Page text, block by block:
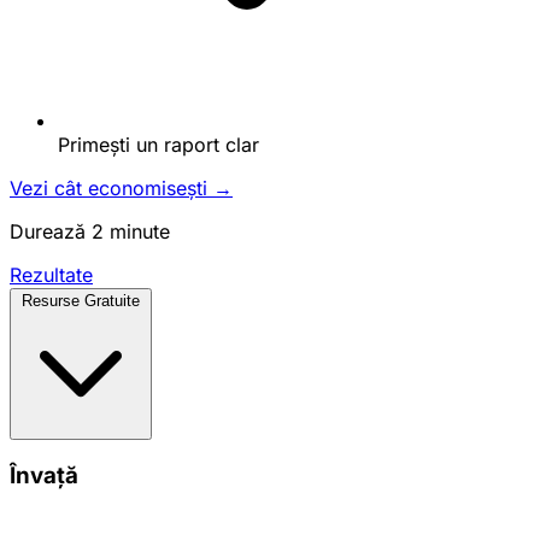
Primești un raport clar
Vezi cât economisești →
Durează 2 minute
Rezultate
Resurse Gratuite
Învață